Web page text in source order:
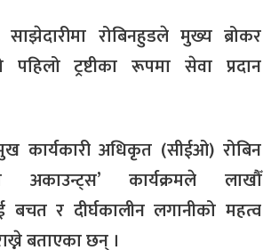
साझेदारीमा रोबिनहुडले मुख्य ब्रोकर
ट्रष्टीका रूपमा सेवा प्रदान
कार्यकारी अधिकृत (सीईओ) रोबिन
अकाउन्ट्स’ कार्यक्रमले लाखौँ
बचत र दीर्घकालीन लगानीको महत्व
बताएका छन् ।